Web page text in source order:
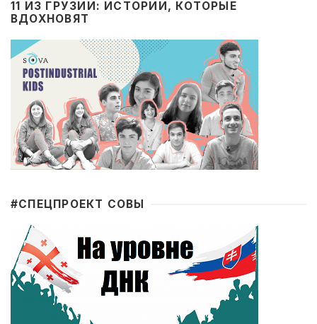
11 ИЗ ГРУЗИИ: ИСТОРИИ, КОТОРЫЕ
ВДОХНОВЯТ
#CПЕЦПРОЕКТ СОВЫ